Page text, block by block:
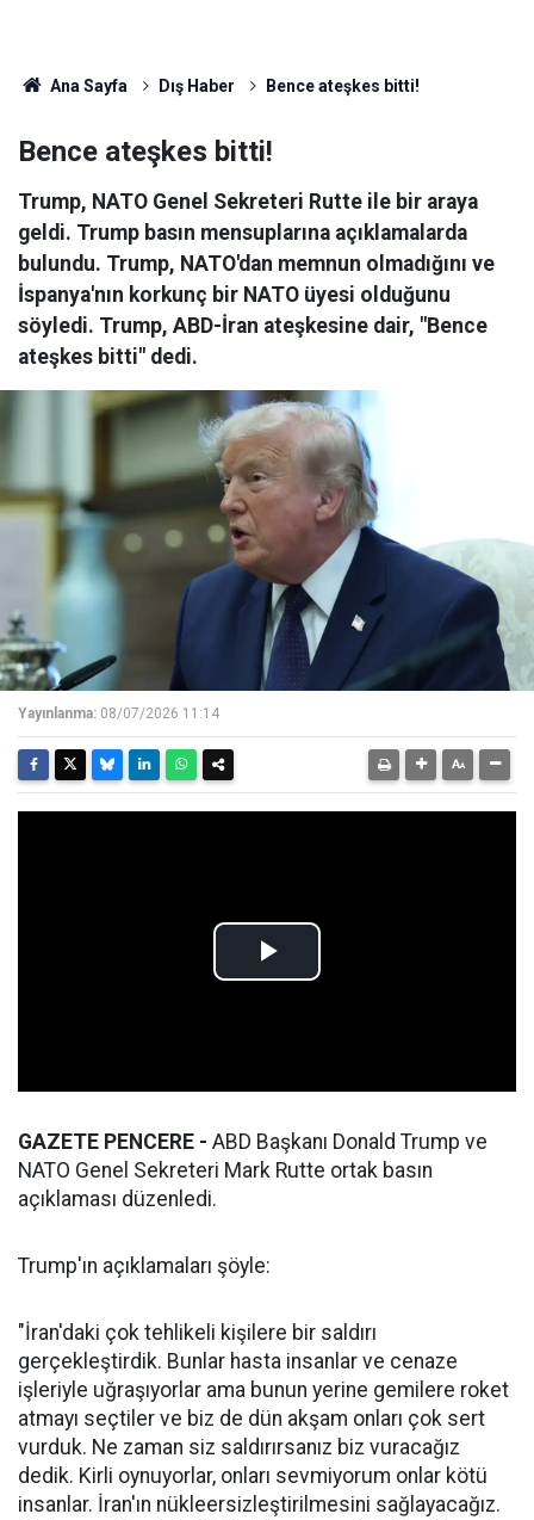
Ana Sayfa Dış Haber Bence ateşkes bitti!
Bence ateşkes bitti!
Trump, NATO Genel Sekreteri Rutte ile bir araya
geldi. Trump basın mensuplarına açıklamalarda
bulundu. Trump, NATO'dan memnun olmadığını ve
İspanya'nın korkunç bir NATO üyesi olduğunu
söyledi. Trump, ABD-İran ateşkesine dair, "Bence
ateşkes bitti" dedi.
Yayınlanma: 08/07/2026 11:14
GAZETE PENCERE - ABD Başkanı Donald Trump ve
NATO Genel Sekreteri Mark Rutte ortak basın
açıklaması düzenledi.
Trump'ın açıklamaları şöyle:
"İran'daki çok tehlikeli kişilere bir saldırı
gerçekleştirdik. Bunlar hasta insanlar ve cenaze
işleriyle uğraşıyorlar ama bunun yerine gemilere roket
atmayı seçtiler ve biz de dün akşam onları çok sert
vurduk. Ne zaman siz saldırırsanız biz vuracağız
dedik. Kirli oynuyorlar, onları sevmiyorum onlar kötü
insanlar. İran'ın nükleersizleştirilmesini sağlayacağız.